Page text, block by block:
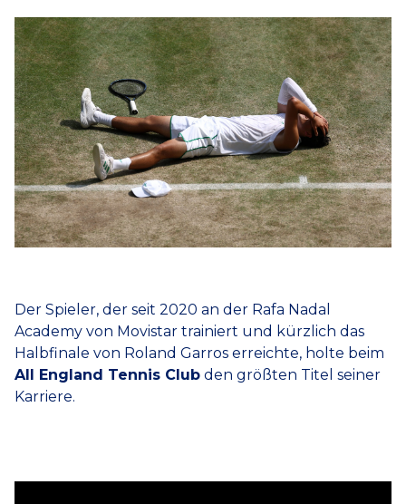
Der Spieler, der seit 2020 an der Rafa Nadal
Academy von Movistar trainiert und kürzlich das
Halbfinale von Roland Garros erreichte, holte beim
All England Tennis Club den größten Titel seiner
Karriere.